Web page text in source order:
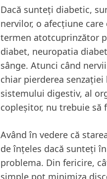
Dacă sunteți diabetic,
nervilor, o afecțiune
termen atotcuprinzător
diabet, neuropatia
sânge. Atunci când
chiar pierderea
sistemului digestiv, al
copleșitor, nu trebuie să
Având în vedere că
de înțeles dacă sunteți
problema. Din fericire,
simple pot minimiza